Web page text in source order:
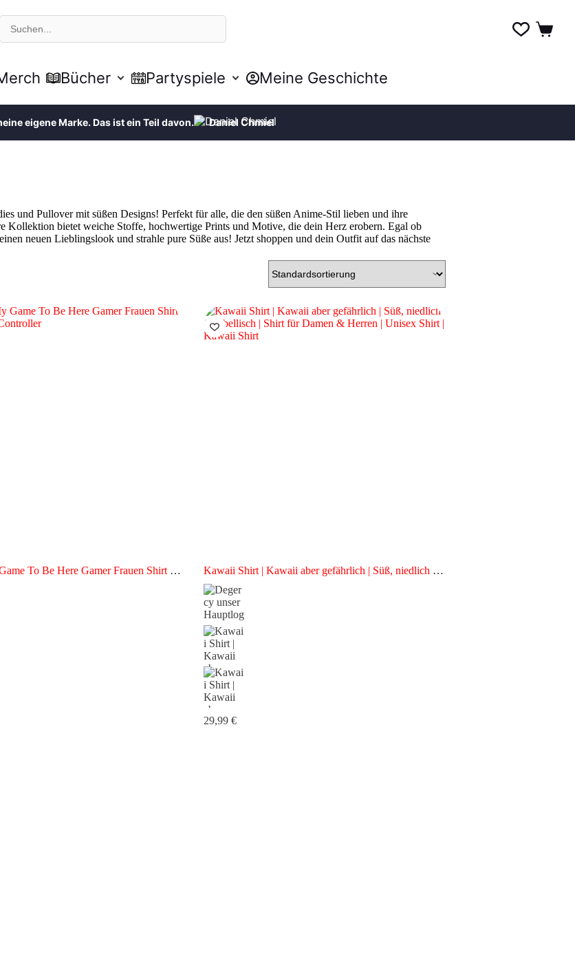
S
c
Bücher Partyspiele Meine Geschichte
eigene Marke. Das ist ein Teil davon.
Daniel Chmiel
und Pullover mit süßen Designs! Perfekt für alle, die den süßen Anime-Stil lieben und ihre
bietet weiche Stoffe, hochwertige Prints und Motive, die dein Herz erobern. Egal ob
neuen Lieblingslook und strahle pure Süße aus! Jetzt shoppen und dein Outfit auf das nächste
To Be Here Gamer Frauen Shirt |
Kawaii Shirt | Kawaii aber gefährlich | Süß, niedlich &
rebellisch | Shirt für Damen & Herren | Unisex Shirt |
Kawaii Shirt
29,99 €